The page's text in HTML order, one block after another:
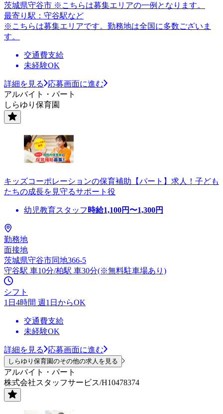
茨城県守谷市 ※こちらは募集エリアの一例となります。
最寄り駅：守谷駅など
※こちらは募集エリアです。勤務地は全国に多数ございま
す。
交通費支給
未経験OK
詳細を見る
応募画面に進む
アルバイト・パート
しらゆり保育園
キッズコーポレーションの保育補助【パート】求人！子ども
たちの成長を見守るサポート役
幼児教育スタッフ 時給1,100円〜1,300円
勤務地
面接地
茨城県守谷市同地366-5
守谷駅 車10分/柏駅 車30分(※無料駐車場あり)
シフト
1日4時間 週1日からOK
交通費支給
未経験OK
詳細を見る 応募画面に進む
しらゆり保育園のその他の求人を見る
アルバイト・パート
株式会社スタッフサービス/H10478374